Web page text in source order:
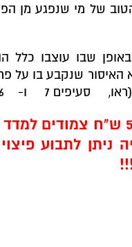
של מי שנפגע מן
באופן שבו עוצבו כלל
האיסור שנקבע בו על
סעיפים 7 ו-
לתבוע